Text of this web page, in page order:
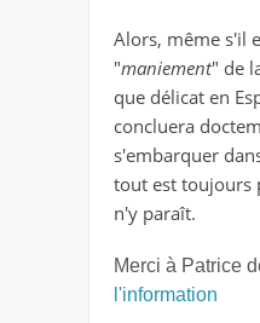
Alors, même s'il
"maniement" de
que délicat en
concluera
s'embarquer
tout est toujours
n'y paraît.
Merci à Patrice
l'information